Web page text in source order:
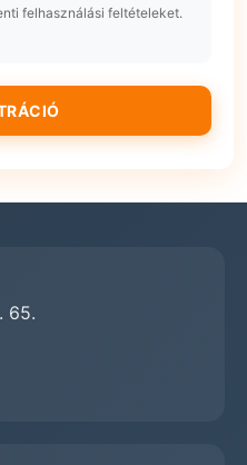
felhasználási feltételeket.
65.